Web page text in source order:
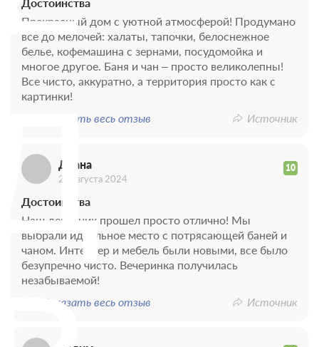
Прекрасный дом с уютной атмосферой! Продумано
все до мелочей: халаты, тапочки, белоснежное
белье, кофемашина с зернами, посудомойка и
многое другое. Баня и чан – просто великолепны!
Все чисто, аккуратно, а территория просто как с
картинки!
Показать весь отзыв
Источник
Диана 10
21 августа 2024
Достоинства
Наш девичник прошел просто отлично! Мы
выбрали идеальное место с потрясающей баней и
чаном. Интерьер и мебель были новыми, все было
безупречно чисто. Вечеринка получилась
незабываемой!
Показать весь отзыв
Источник